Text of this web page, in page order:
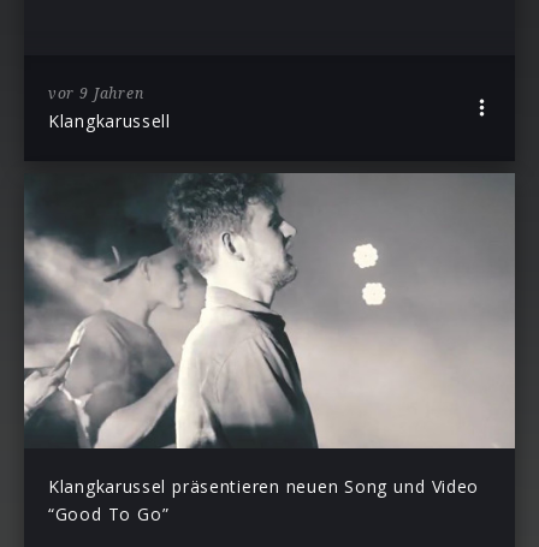
vor 9 Jahren
Klangkarussell
Klangkarussel präsentieren neuen Song und Video
“Good To Go”